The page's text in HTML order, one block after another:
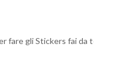
fare gli Stickers fai da te